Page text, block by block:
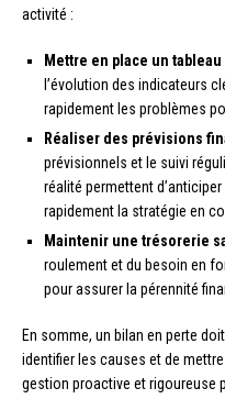
activité :
Mettre en place un
l’évolution des indicateurs
rapidement les problèmes
Réaliser des prévisions
prévisionnels et le suivi
réalité permettent
rapidement la stratégie en
Maintenir une trésorerie
roulement et du besoin en
pour assurer la pérennité
En somme, un bilan en perte
identifier les causes et de
gestion proactive et rigoureuse